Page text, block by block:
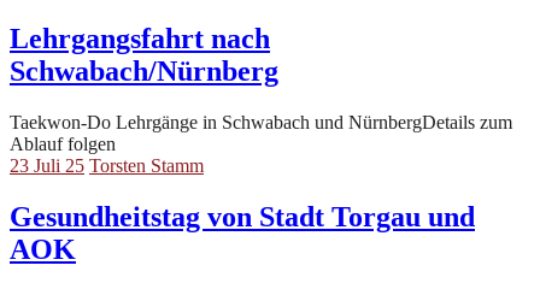
Lehrgangsfahrt nach
Schwabach/Nürnberg
Taekwon-Do Lehrgänge in Schwabach und NürnbergDetails zum
Ablauf folgen
23 Juli 25 Torsten Stamm
Gesundheitstag von Stadt Torgau und
AOK